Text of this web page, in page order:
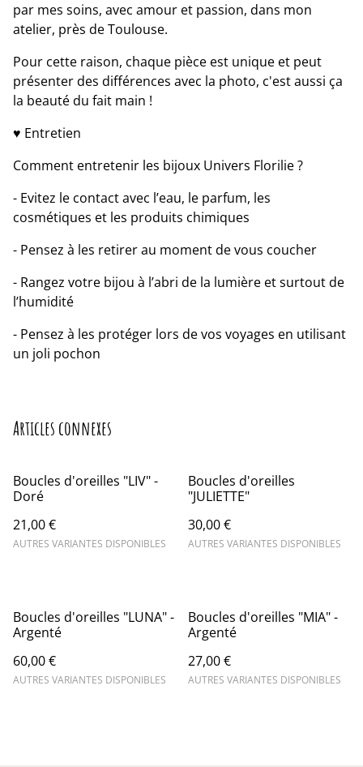
par mes soins, avec amour et passion, dans mon
atelier, près de Toulouse.
Pour cette raison, chaque pièce est unique et peut
présenter des différences avec la photo, c'est aussi ça
la beauté du fait main !
♥ Entretien
Comment entretenir les bijoux Univers Florilie ?
- Evitez le contact avec l’eau, le parfum, les
cosmétiques et les produits chimiques
- Pensez à les retirer au moment de vous coucher
- Rangez votre bijou à l’abri de la lumière et surtout de
l’humidité
- Pensez à les protéger lors de vos voyages en utilisant
un joli pochon
Articles connexes
Boucles d'oreilles "LIV" -
Doré
21,00 €
AUTRES VARIANTES DISPONIBLES
Boucles d'oreilles
"JULIETTE"
30,00 €
AUTRES VARIANTES DISPONIBLES
Boucles d'oreilles "LUNA" -
Argenté
60,00 €
AUTRES VARIANTES DISPONIBLES
Boucles d'oreilles "MIA" -
Argenté
27,00 €
AUTRES VARIANTES DISPONIBLES